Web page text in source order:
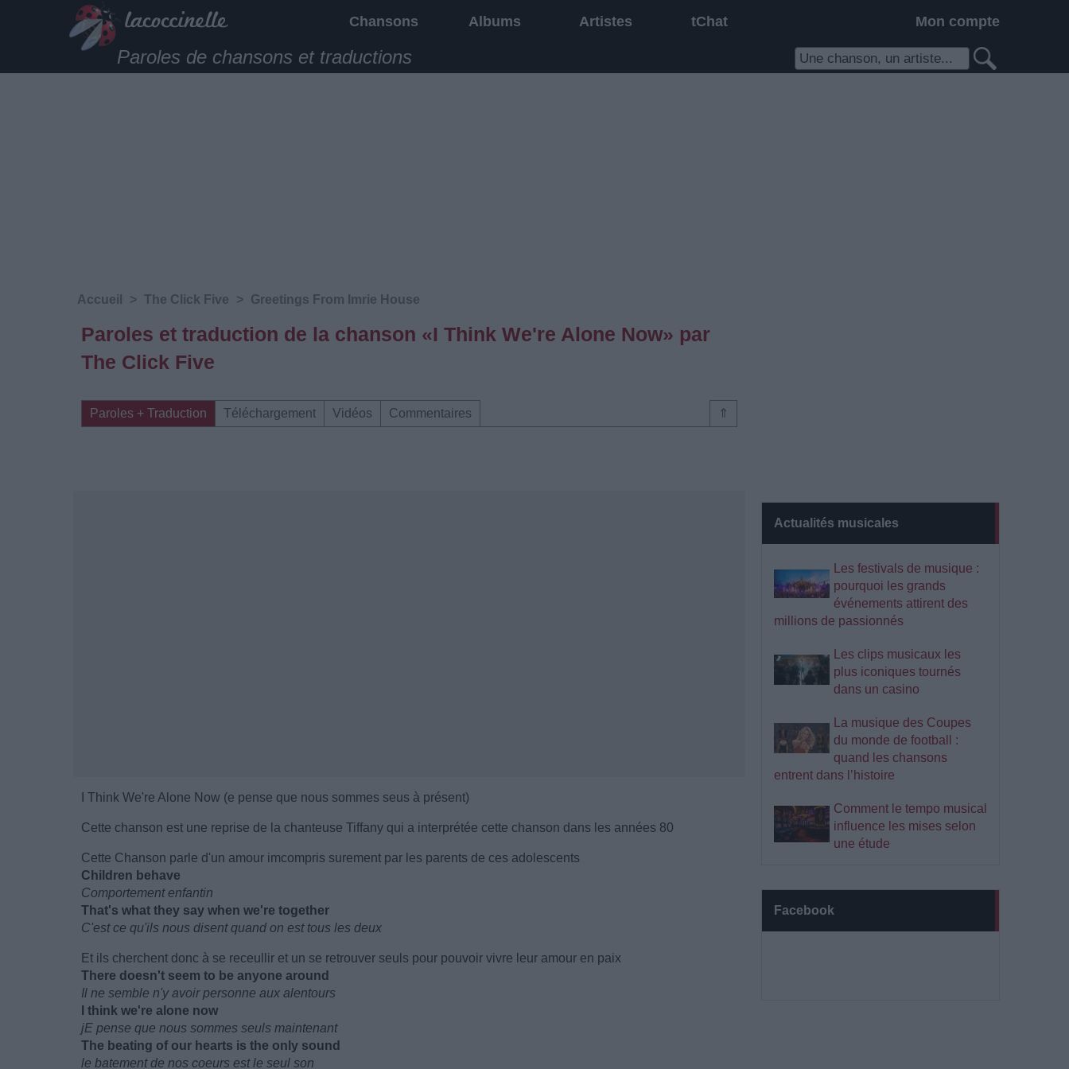
Chansons Albums Artistes tChat Mon compte
Paroles de chansons et traductions
Actualités musicales
Les festivals de musique :
pourquoi les grands
événements attirent des
millions de passionnés
Les clips musicaux les
plus iconiques tournés
dans un casino
La musique des Coupes
du monde de football :
quand les chansons
entrent dans l’histoire
Comment le tempo musical
influence les mises selon
une étude
Facebook
Accueil > The Click Five > Greetings From Imrie House
Paroles et traduction de la chanson «I Think We're Alone Now» par
The Click Five
⇑
Paroles + Traduction Téléchargement Vidéos Commentaires
I Think We're Alone Now (e pense que nous sommes seus à présent)
Cette chanson est une reprise de la chanteuse Tiffany qui a interprétée cette chanson dans les années 80
Cette Chanson parle d'un amour imcompris surement par les parents de ces adolescents
Children behave
Comportement enfantin
That's what they say when we're together
C'est ce qu'ils nous disent quand on est tous les deux
Et ils cherchent donc à se receullir et un se retrouver seuls pour pouvoir vivre leur amour en paix
There doesn't seem to be anyone around
Il ne semble n'y avoir personne aux alentours
I think we're alone now
jE pense que nous sommes seuls maintenant
The beating of our hearts is the only sound
le batement de nos coeurs est le seul son